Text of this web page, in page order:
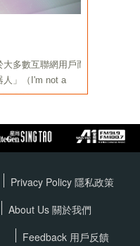
Privacy Policy 隱私政策
About Us 關於我們
Feedback 用戶反饋